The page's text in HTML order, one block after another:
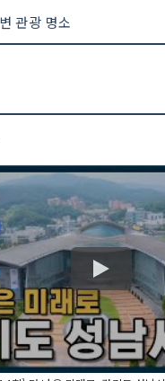
관광 명소